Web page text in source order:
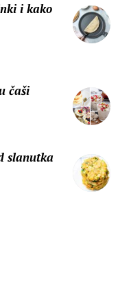
i kako
čaši
slanutka